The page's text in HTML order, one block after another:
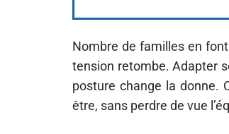
Nombre de familles en
tension retombe. Adapter
posture change la donne.
être, sans perdre de vue